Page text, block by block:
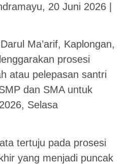
20 Juni 2026 |
Ma’arif, Kaplongan,
prosesi
atau pelepasan santri
dan SMA untuk
Selasa
tertuju pada prosesi
yang menjadi puncak